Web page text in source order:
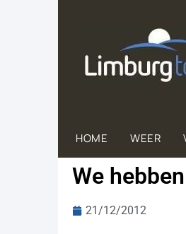
HOME WEER
We
21/12/2012